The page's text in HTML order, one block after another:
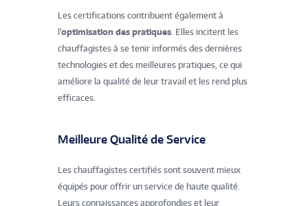
Les certifications contribuent également à
l'optimisation des pratiques. Elles incitent les
chauffagistes à se tenir informés des dernières
technologies et des meilleures pratiques, ce qui
améliore la qualité de leur travail et les rend plus
efficaces.
Meilleure Qualité de Service
Les chauffagistes certifiés sont souvent mieux
équipés pour offrir un service de haute qualité.
Leurs connaissances approfondies et leur